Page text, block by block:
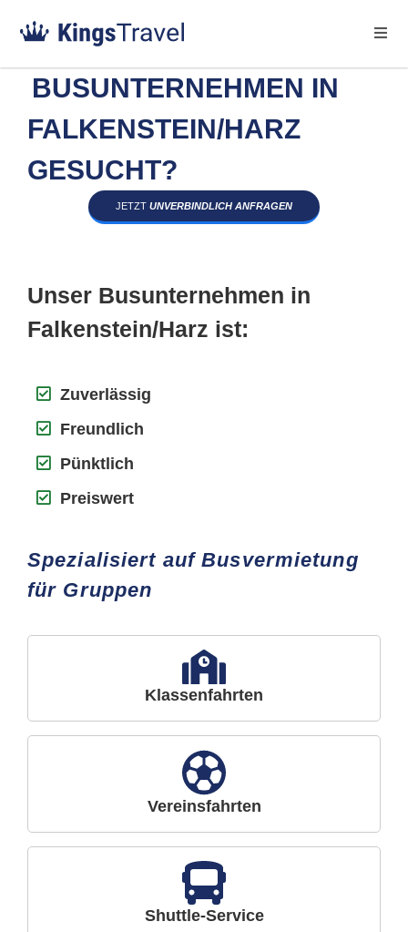
BUSUNTERNEHMEN IN
FALKENSTEIN/HARZ
GESUCHT?
JETZT UNVERBINDLICH ANFRAGEN
Unser Busunternehmen in
Falkenstein/Harz ist:
Zuverlässig
Freundlich
Pünktlich
Preiswert
Spezialisiert auf Busvermietung
für Gruppen
Klassenfahrten
Vereinsfahrten
Shuttle-Service